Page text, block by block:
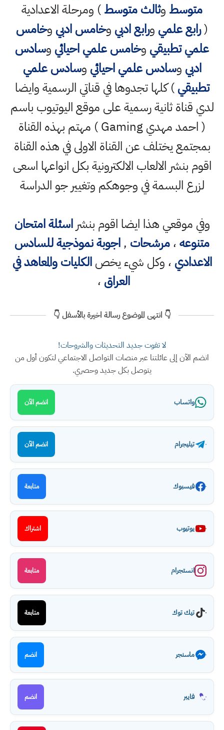
متوسط وثالث متوسط) ومرحلة الاعدادية
(رابع علمي ورابع ادبي وخامس ادبي وخامس
علمي تطبيقي وخامس علمي احيائي وسادس
ادبي وسادس علمي احيائي وسادس علمي
تطبيقي) كلها تجدوها في قناتي الرسمية وايضا
لدي قناة ثانية رسمية على موقع اليوتيوب باسم
( احمد مهدي Gaming ) مهتم بهذه القناة
بمجتمع يختلف عن القناة الاولى في هذه القناة
اقوم بنشر الالعاب الالكترونية بكل انواعها اسعى
لزرع البسمة في وجوهكم وتغيير جو الدراسة
وفي موقعي هذا ايضا اقوم بنشراسئلة امتحان
متنوعه،مرشحات ,اجوبة نموذجية للسادس
الاعدادي ، وكل شيء يخصالكليات والمعاهد في
العراق ،
👇 انتهى الموضوع رسالة اخيرة بالأسفل 👇
لا تفوت جديد التحديثات والشروحات!
انضم الآن إلى عائلتنا عبر منصات التواصل الاجتماعي لتكون أول من
يتوصل بكل جديد وحصري.
واتساب انضم الآن
تيليجرام انضم الآن
فيسبوك متابعة
يوتيوب اشتراك
انستجرام متابعة
تيك توك متابعة
ماسنجر انضم
فايبر انضم